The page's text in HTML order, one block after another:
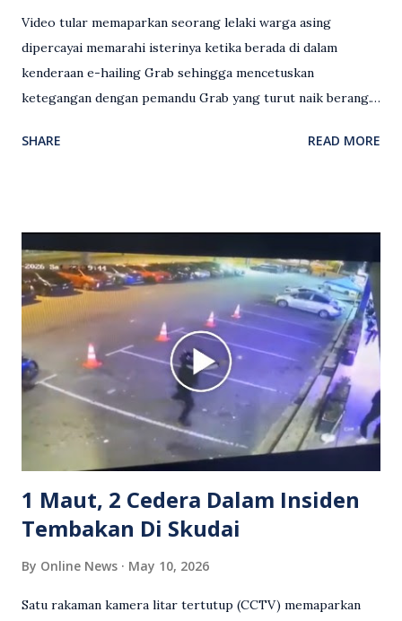
Video tular memaparkan seorang lelaki warga asing
dipercayai memarahi isterinya ketika berada di dalam
kenderaan e-hailing Grab sehingga mencetuskan
ketegangan dengan pemandu Grab yang turut naik berang.
antara seorang lelaki warga asing dengan pemandu Grab
Grab bertindak mempertahankan wanita terbabit sebelum
berlaku pertikaman lidah antara kedua-dua pihak. Video
berkenaan kini tular di media sosial dan mendapat pelbagai
reaksi orang ramai. Antara komen orang awam yang tular di
media sosial mengenai insiden tersebut ialah ramai yang
meluahkan rasa marah terhadap tindakan lelaki berkenaan
serta memuji pemandu Grab kerana campur tangan.
Sebahagian netizen turut meminta pihak berkuasa
mengambil tindakan tegas, manakala ada yang bersimpati
terhadap wanita dipercayai menjadi mangs...
SHARE READ MORE
1 Maut, 2 Cedera Dalam Insiden
Tembakan Di Skudai
By Online News May 10, 2026
Satu rakaman kamera litar tertutup (CCTV) memaparkan